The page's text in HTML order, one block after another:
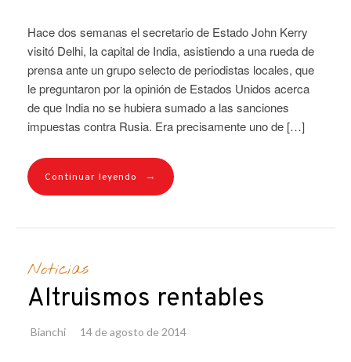
Hace dos semanas el secretario de Estado John Kerry
visitó Delhi, la capital de India, asistiendo a una rueda de
prensa ante un grupo selecto de periodistas locales, que
le preguntaron por la opinión de Estados Unidos acerca
de que India no se hubiera sumado a las sanciones
impuestas contra Rusia. Era precisamente uno de […]
Continuar leyendo →
Noticias
Altruismos rentables
Bianchi 14 de agosto de 2014